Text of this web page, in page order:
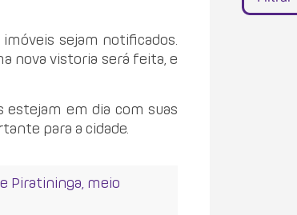
sejam notificados.
nova vistoria será feita, e
estejam em dia com suas
para a cidade.
Piratininga meio